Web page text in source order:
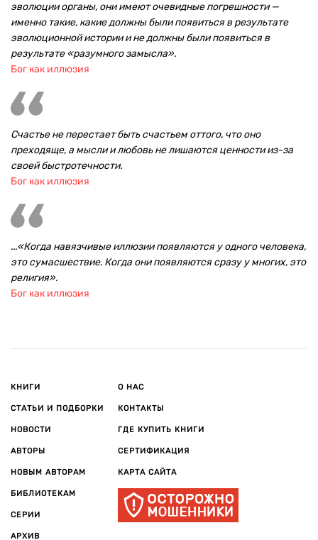
эволюции органы, они имеют очевидные погрешности —
именно такие, какие должны были появиться в результате
эволюционной истории и не должны были появиться в
результате «разумного замысла».
Бог как иллюзия
Счастье не перестает быть счастьем оттого, что оно
преходяще, а мысли и любовь не лишаются ценности из-за
своей быстротечности.
Бог как иллюзия
...«Когда навязчивые иллюзии появляются у одного человека,
это сумасшествие. Когда они появляются сразу у многих, это
религия».
Бог как иллюзия
КНИГИ
СТАТЬИ И ПОДБОРКИ
НОВОСТИ
АВТОРЫ
НОВЫМ АВТОРАМ
БИБЛИОТЕКАМ
СЕРИИ
АРХИВ
О НАС
КОНТАКТЫ
ГДЕ КУПИТЬ КНИГИ
СЕРТИФИКАЦИЯ
КАРТА САЙТА